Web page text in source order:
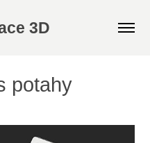
3D
potahy